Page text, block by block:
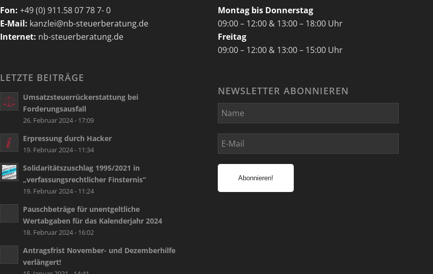
Fon: +49 (0) 911.58 07 78 7- 0
E-Mail: kanzlei@nb-steuerberatung.de
Internet: nb-steuerberatung.de
LETZTE BEITRÄGE
Umsatzsteuerrückerstattung bei
Forderungsausfall
26. Februar 2024 - 17:09
Erpressung durch Hacker
19. Februar 2024 - 11:34
Solidaritätszuschlag 1995/2021 in
„verfassungsrechtlicher Finsternis“
19. Februar 2024 - 11:24
Pauschbeträge für unentgeltliche
Wertabgaben für das Kalenderjahr 2024
18. Februar 2024 - 16:02
Antragsfrist November- und Dezemberhilfe
verlängert!
Montag bis Donnerstag
09:00 – 12:00 & 13:00 – 18:00 Uhr
Freitag
09:00 – 12:00 & 13:00 – 15:00 Uhr
NEWSLETTER ABONNIEREN